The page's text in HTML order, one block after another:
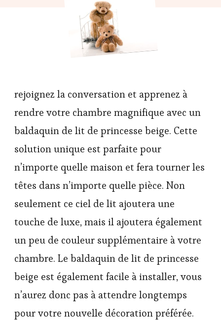
rejoignez la conversation et apprenez à
rendre votre chambre magnifique avec un
baldaquin de lit de princesse beige. Cette
solution unique est parfaite pour
n’importe quelle maison et fera tourner les
têtes dans n’importe quelle pièce. Non
seulement ce ciel de lit ajoutera une
touche de luxe, mais il ajoutera également
un peu de couleur supplémentaire à votre
chambre. Le baldaquin de lit de princesse
beige est également facile à installer, vous
n’aurez donc pas à attendre longtemps
pour votre nouvelle décoration préférée.